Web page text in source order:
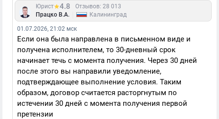
Юрист 4.8
Отзывов: 28 013
Працко В.А.
Калининград
01.07.2026, 21:02 мск
Если она была направлена в письменном виде и
получена исполнителем, то 30-дневный срок
начинает течь с момента получения. Через 30 дней
после этого вы направили уведомление,
подтверждающее выполнение условия. Таким
образом, договор считается расторгнутым по
истечении 30 дней с момента получения первой
претензии